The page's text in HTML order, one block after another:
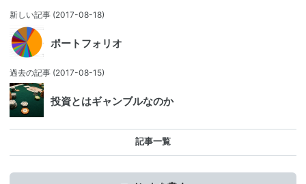
新しい記事 (2017-08-18)
ポートフォリオ
過去の記事 (2017-08-15)
投資とはギャンブルなのか
記事一覧